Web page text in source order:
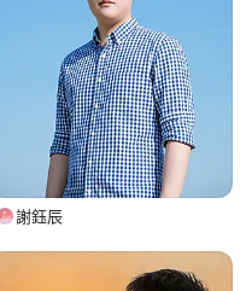
謝鈺辰